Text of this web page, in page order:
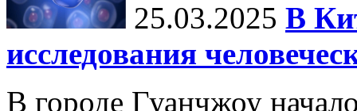
25.03.2025 В
исследования
В городе Гуанчжоу